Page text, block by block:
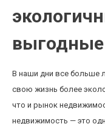
В наши дни все больше
свою жизнь более
что и рынок
недвижимость — это